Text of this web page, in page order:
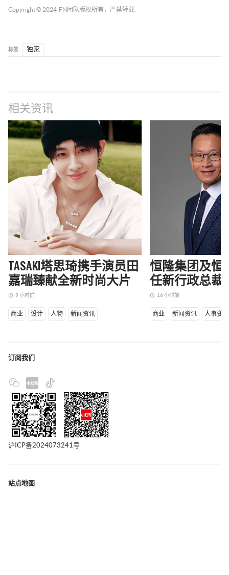
Copyright © 2024 FN团队 版权所有，严禁转载.
标签 : 独家
相关资讯
TASAKI塔思琦携手演员田
嘉瑞臻献全新时尚大片
access_time 9 小时前
商业 设计 人物 新闻资讯
恒隆集团及恒
任新行政总裁
access_time 16 小时前
商业 新闻资讯 人事变动
订阅我们
沪ICP备2024073241号
站点地图